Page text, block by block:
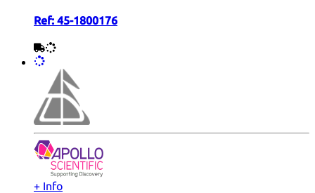
Ref: 45-1800176
+ Info